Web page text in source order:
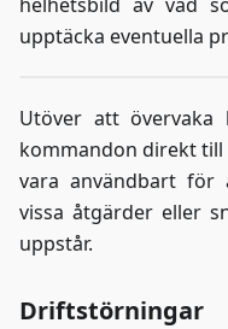
upptäcka eventuella
Utöver att övervaka
kommandon direkt till
vara användbart för
vissa åtgärder eller
uppstår.
Driftstörningar